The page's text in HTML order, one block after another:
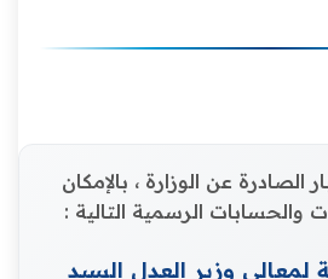
الصادرة عن الوزارة ، بالإمكان
والحسابات الرسمية التالية :
وزير العدل السيد